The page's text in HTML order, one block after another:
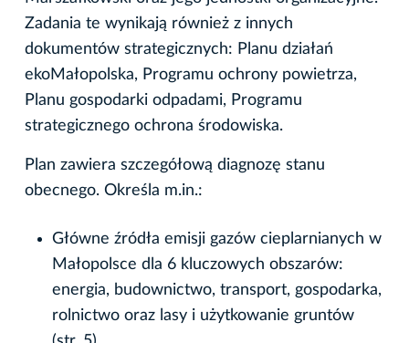
Zadania te wynikają również z innych
dokumentów strategicznych: Planu działań
ekoMałopolska, Programu ochrony powietrza,
Planu gospodarki odpadami, Programu
strategicznego ochrona środowiska.
Plan zawiera szczegółową diagnozę stanu
obecnego. Określa m.in.:
Główne źródła emisji gazów cieplarnianych w
Małopolsce dla 6 kluczowych obszarów:
energia, budownictwo, transport, gospodarka,
rolnictwo oraz lasy i użytkowanie gruntów